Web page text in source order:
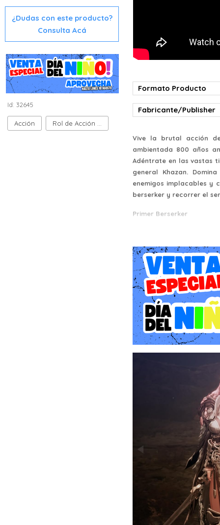
¿Dudas con este producto?
Consulta Acá
Id: 32645
Acción
Formato Producto
Fabricante/Publisher
Vive la brutal acción
ambientada 800 años
Adéntrate en las vastas
general Khazan.
enemigos implacables y
berserker y recorrer el
Primer Berserker
Blade Phantom,
hacia la venganza y
Fighter.
General forjado en
Khazan es un maestro
espadones. Recolecta,
estilo de combate
Khazan enfrentará a
debilidades y
ejecución y un
adaptarse y aprender
pueden personalizar
Animación y juego AAA
Los impactantes
Arad con un estilo
captura y se